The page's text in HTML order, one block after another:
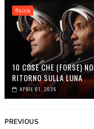
fisica
10 COSE CHE (FORSE)
RITORNO SULLA LUNA
APRIL 01, 2026
PREVIOUS